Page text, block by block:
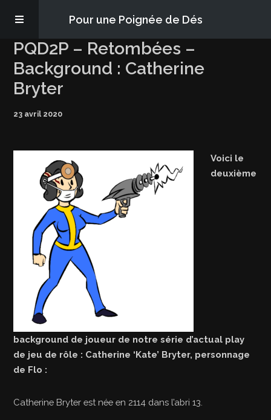
Pour une Poignée de Dés
Les épisodes
PQD2P
À propos
PQD2P – Retombées –
Background : Catherine
Bryter
23 avril 2020
Voici le
deuxième
background de joueur de notre série d’actual play
de jeu de rôle : Catherine ‘Kate’ Bryter, personnage
de Flo :
Catherine Bryter est née en 2114 dans l’abri 13.